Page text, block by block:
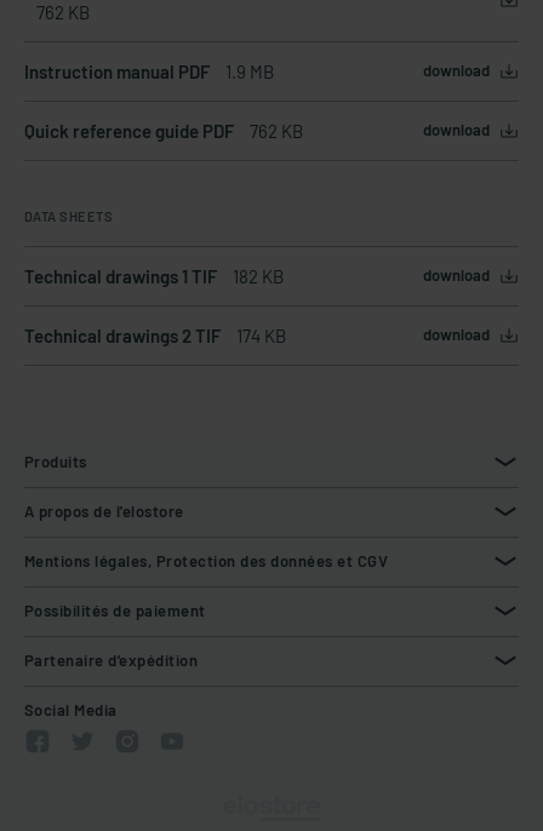
762 KB
Instruction manual PDF 1.9 MB download
Quick reference guide PDF 762 KB download
DATA SHEETS
Technical drawings 1 TIF 182 KB download
Technical drawings 2 TIF 174 KB download
Produits
A propos de l'elostore
Mentions légales, Protection des données et CGV
Possibilités de paiement
Partenaire d'expédition
Social Media